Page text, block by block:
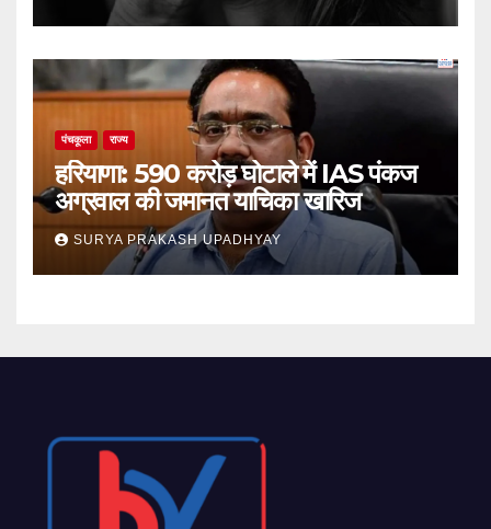
पंचकूला राज्य
हरियाणा: 590 करोड़ घोटाले में IAS पंकज
अग्रवाल की जमानत याचिका खारिज
SURYA PRAKASH UPADHYAY